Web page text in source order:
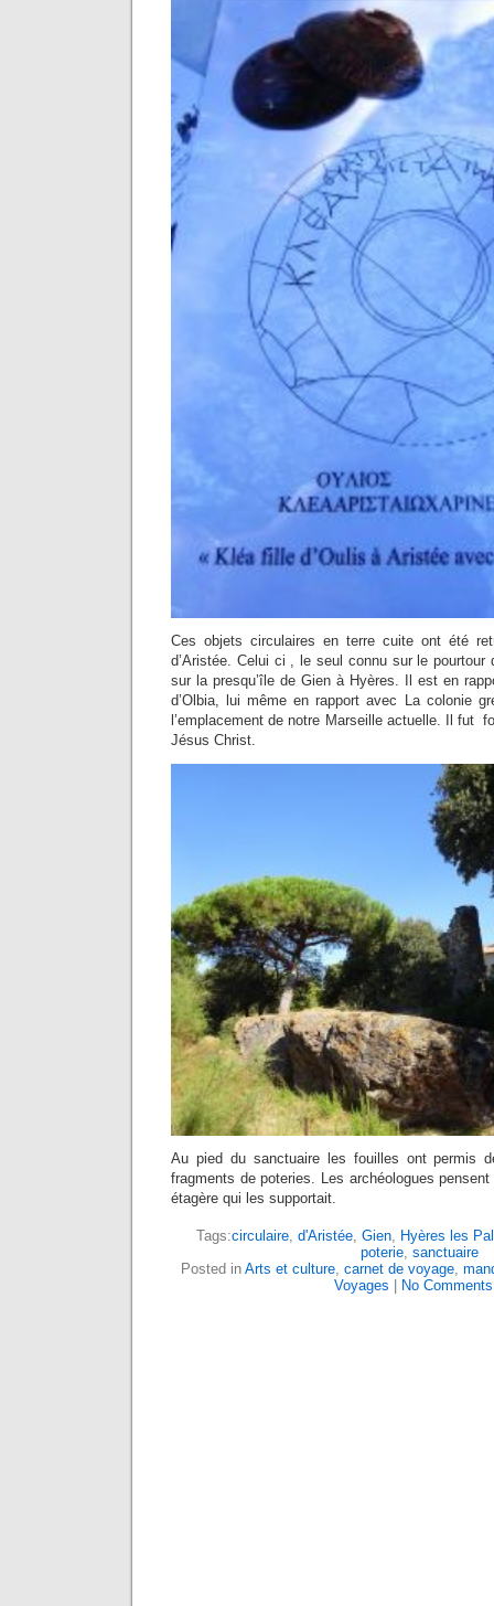
Ces objets circulaires en terre cuite ont été
d’Aristée. Celui ci , le seul connu sur le pourtour
sur la presqu’île de Gien à Hyères. Il est en
d’Olbia, lui même en rapport avec La colonie
l’emplacement de notre Marseille actuelle. Il fut
Jésus Christ.
Au pied du sanctuaire les fouilles ont permis
fragments de poteries. Les archéologues
étagère qui les supportait.
Tags:circulaire, d'Aristée, Gien, Hyères les
poterie, sanctuaire
Posted in Arts et culture, carnet de voyage,
Voyages
No